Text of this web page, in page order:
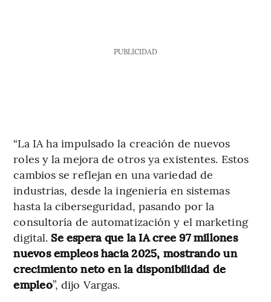
PUBLICIDAD
“La IA ha impulsado la creación de nuevos
roles y la mejora de otros ya existentes. Estos
cambios se reflejan en una variedad de
industrias, desde la ingeniería en sistemas
hasta la ciberseguridad, pasando por la
consultoría de automatización y el marketing
digital. Se espera que la IA cree 97 millones
nuevos empleos hacia 2025, mostrando un
crecimiento neto en la disponibilidad de
empleo”, dijo Vargas.